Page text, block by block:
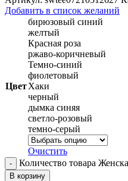
Добавить в список желаний
Цвет
бирюзовый синий
желтый
Красная роза
ржаво-коричневый
Темно-синий
фиолетовый
Хаки
черный
дымка синяя
светло-розовый
темно-серый
Очистить
Количество товара
В корзину